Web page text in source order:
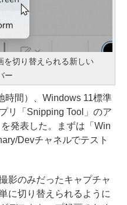
を切り替えられる新しい
ー
間）、Windows 11標準
リ「Snipping Tool」のア
発表した。まずは「Win
Devチャネルでテスト
影のみだったキャプチャ
に切り替えられるように